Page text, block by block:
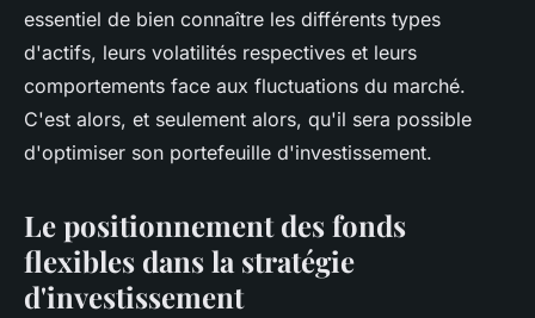
essentiel de bien connaître les différents types
d'actifs, leurs volatilités respectives et leurs
comportements face aux fluctuations du marché.
C'est alors, et seulement alors, qu'il sera possible
d'optimiser son portefeuille d'investissement.
Le positionnement des fonds
flexibles dans la stratégie
d'investissement